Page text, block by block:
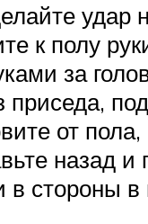
удар
к полу
за
от
назад
в стороны